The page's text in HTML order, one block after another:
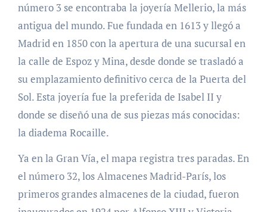
número 3 se encontraba la joyería Mellerio, la más
antigua del mundo. Fue fundada en 1613 y llegó a
Madrid en 1850 con la apertura de una sucursal en
la calle de Espoz y Mina, desde donde se trasladó a
su emplazamiento definitivo cerca de la Puerta del
Sol. Esta joyería fue la preferida de Isabel II y
donde se diseñó una de sus piezas más conocidas:
la diadema Rocaille.
Ya en la Gran Vía, el mapa registra tres paradas. En
el número 32, los Almacenes Madrid-París, los
primeros grandes almacenes de la ciudad, fueron